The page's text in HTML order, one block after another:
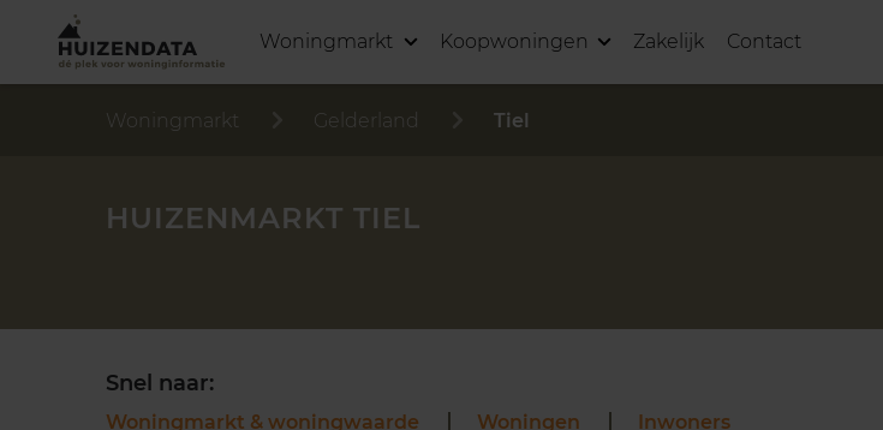
Woningmarkt Koopwoningen Zakelijk Contact
Woningmarkt Gelderland Tiel
HUIZENMARKT TIEL
Snel naar:
Woningmarkt & woningwaarde Woningen Inwoners